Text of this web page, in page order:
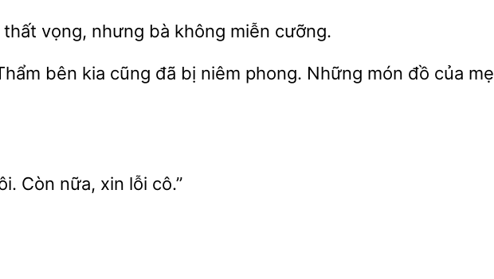
nhưng bà không miễn cưỡng.
bên kia cũng đã bị niêm phong. Những món đồ của mẹ
Còn nữa, xin lỗi